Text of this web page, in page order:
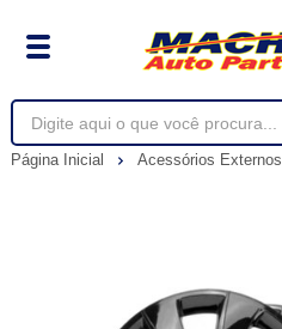
Página Inicial Acessórios Externos